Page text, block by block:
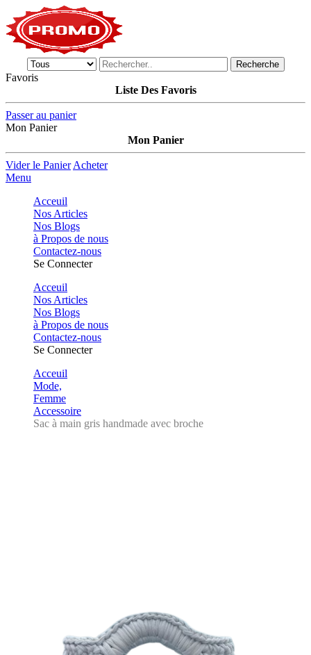
Recherche
Favoris
Liste Des Favoris
Passer au panier
Mon Panier
Mon Panier
Vider le Panier Acheter
Menu
Acceuil
Nos Articles
Nos Blogs
à Propos de nous
Contactez-nous
Se Connecter
Acceuil
Nos Articles
Nos Blogs
à Propos de nous
Contactez-nous
Se Connecter
Acceuil
Mode,
Femme
Accessoire
Sac à main gris handmade avec broche